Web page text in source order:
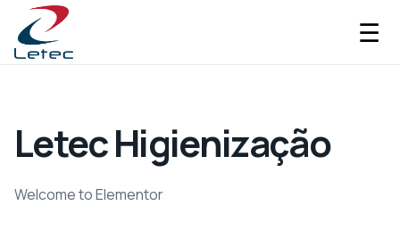
☰
Letec Higienização
Welcome to Elementor